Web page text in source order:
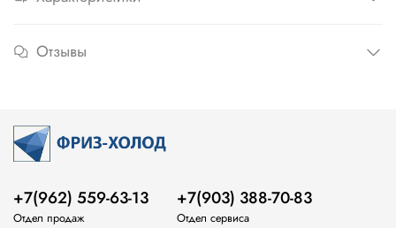
Отзывы
+7(962) 559-63-13
Отдел продаж
+7(903) 388-70-83
Отдел сервиса